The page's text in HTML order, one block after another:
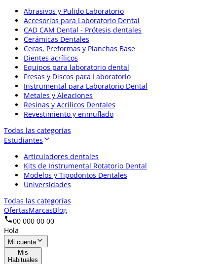
Abrasivos y Pulido Laboratorio
Accesorios para Laboratorio Dental
CAD CAM Dental - Prótesis dentales
Cerámicas Dentales
Ceras, Preformas y Planchas Base
Dientes acrílicos
Equipos para laboratorio dental
Fresas y Discos para Laboratorio
Instrumental para Laboratorio Dental
Metales y Aleaciones
Resinas y Acrílicos Dentales
Revestimiento y enmuflado
Todas las categorías
Estudiantes
Articuladores dentales
Kits de Instrumental Rotatorio Dental
Modelos y Tipodontos Dentales
Universidades
Todas las categorías
OfertasMarcasBlog
00 000 00 00
Hola
Mi cuenta
Mis
Habituales